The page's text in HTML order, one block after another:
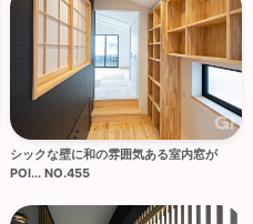
シックな壁に和の雰囲気ある室内窓が
POI... NO.455